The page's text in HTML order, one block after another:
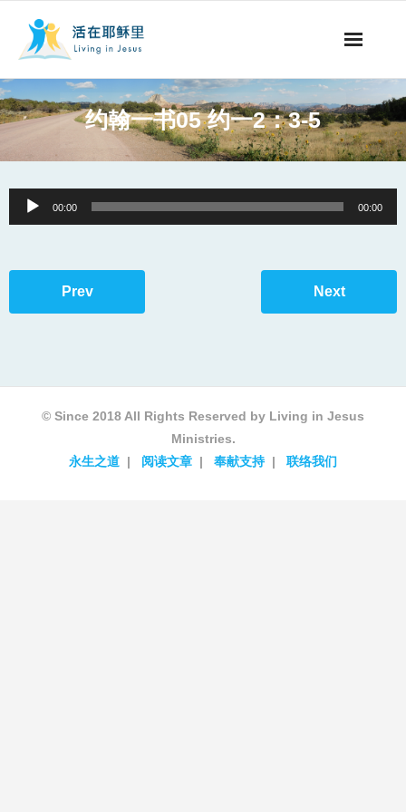
事工概要
阅读文章
约翰一书05 约一2：3-5
Audio
Player
00:00 00:00
Prev Next
© Since 2018 All Rights Reserved by Living in Jesus
Ministries.
永生之道
阅读文章 奉献支持 联络我们